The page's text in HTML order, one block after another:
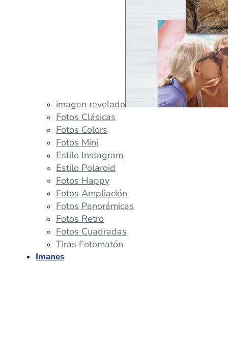
imagen revelado
Fotos Clásicas
Fotos Colors
Fotos Mini
Estilo Instagram
Estilo Polaroid
Fotos Happy
Fotos Ampliación
Fotos Panorámicas
Fotos Retro
Fotos Cuadradas
Tiras Fotomatón
Imanes